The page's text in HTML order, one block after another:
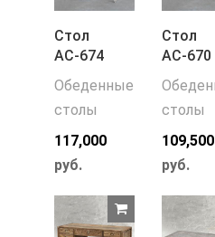
Стол
АС-674
Обеденные
столы
117,000
руб.
Стол
АС-670
столы
109,500
руб.